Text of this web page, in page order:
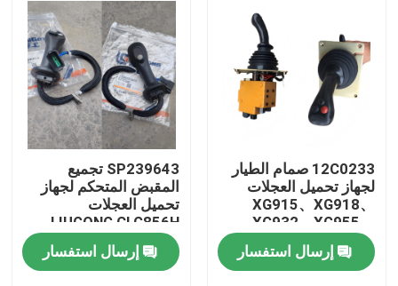
12C0233 صمام الطيار
لجهاز تحميل العجلات
XG915、XG918、
XG932、XG955、
XG962、XG982 قطع
الغيار إرسال استفسار
SP239643 تجميع
المقبض المتحكم لجهاز
تحميل العجلات
LIUGONG CLG856H
الحفر CLG920D、
CLG922D、CLG925D
CLG933E、CLG936D、
إرسال استفسار